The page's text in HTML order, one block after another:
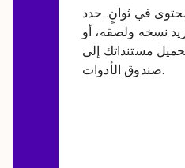
في ثوانٍ. حدد
نسخه ولصقه، أو
تحميل مستنداتك إلى
صندوق الأدوات.